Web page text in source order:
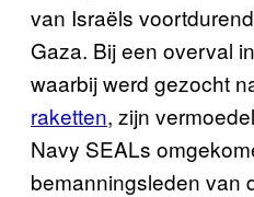
van Israëls
Gaza. Bij een overval
waarbij werd gezocht
raketten, zijn
Navy SEALs
bemanningsleden van